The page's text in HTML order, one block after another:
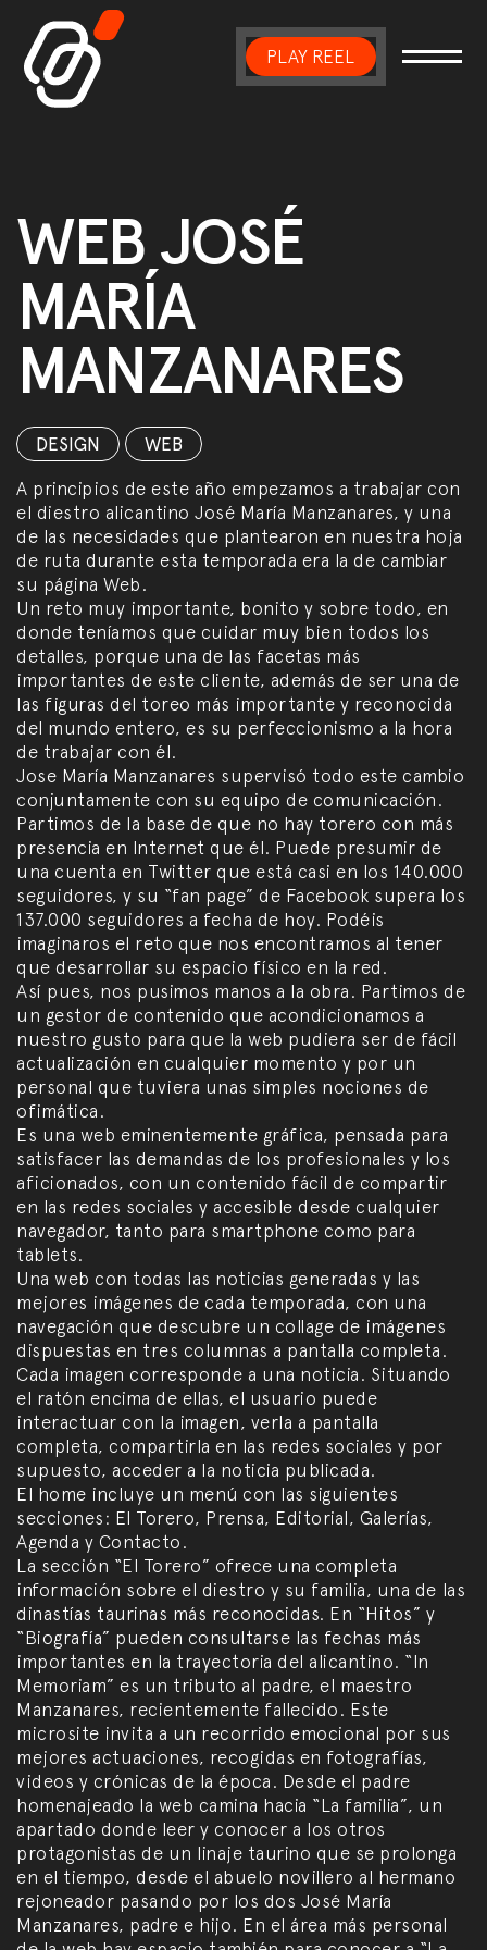
Main NavigationPLAY REEL
WEB JOSÉ
MARÍA
MANZANARES
DESIGN WEB
A principios de este año empezamos a trabajar con
el diestro alicantino José María Manzanares, y una
de las necesidades que plantearon en nuestra hoja
de ruta durante esta temporada era la de cambiar
su página Web.
Un reto muy importante, bonito y sobre todo, en
donde teníamos que cuidar muy bien todos los
detalles, porque una de las facetas más
importantes de este cliente, además de ser una de
las figuras del toreo más importante y reconocida
del mundo entero, es su perfeccionismo a la hora
de trabajar con él.
Jose María Manzanares supervisó todo este cambio
conjuntamente con su equipo de comunicación.
Partimos de la base de que no hay torero con más
presencia en Internet que él. Puede presumir de
una cuenta en Twitter que está casi en los 140.000
seguidores, y su “fan page” de Facebook supera los
137.000 seguidores a fecha de hoy. Podéis
imaginaros el reto que nos encontramos al tener
que desarrollar su espacio físico en la red.
Así pues, nos pusimos manos a la obra. Partimos de
un gestor de contenido que acondicionamos a
nuestro gusto para que la web pudiera ser de fácil
actualización en cualquier momento y por un
personal que tuviera unas simples nociones de
ofimática.
Es una web eminentemente gráfica, pensada para
satisfacer las demandas de los profesionales y los
aficionados, con un contenido fácil de compartir
en las redes sociales y accesible desde cualquier
navegador, tanto para smartphone como para
tablets.
Una web con todas las noticias generadas y las
mejores imágenes de cada temporada, con una
navegación que descubre un collage de imágenes
dispuestas en tres columnas a pantalla completa.
Cada imagen corresponde a una noticia. Situando
el ratón encima de ellas, el usuario puede
interactuar con la imagen, verla a pantalla
completa, compartirla en las redes sociales y por
supuesto, acceder a la noticia publicada.
El home incluye un menú con las siguientes
secciones: El Torero, Prensa, Editorial, Galerías,
Agenda y Contacto.
La sección “El Torero” ofrece una completa
información sobre el diestro y su familia, una de las
dinastías taurinas más reconocidas. En “Hitos” y
“Biografía” pueden consultarse las fechas más
importantes en la trayectoria del alicantino. “In
Memoriam” es un tributo al padre, el maestro
Manzanares, recientemente fallecido. Este
microsite invita a un recorrido emocional por sus
mejores actuaciones, recogidas en fotografías,
videos y crónicas de la época. Desde el padre
homenajeado la web camina hacia “La familia”, un
apartado donde leer y conocer a los otros
protagonistas de un linaje taurino que se prolonga
en el tiempo, desde el abuelo novillero al hermano
rejoneador pasando por los dos José María
Manzanares, padre e hijo. En el área más personal